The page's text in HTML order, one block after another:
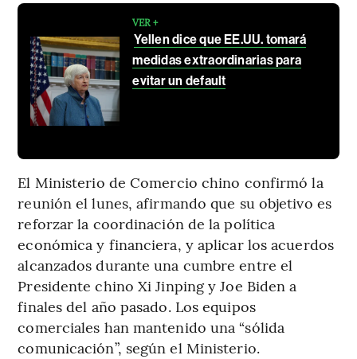
VER +
Yellen dice que EE.UU. tomará
medidas extraordinarias para
evitar un default
El Ministerio de Comercio chino confirmó la
reunión el lunes, afirmando que su objetivo es
reforzar la coordinación de la política
económica y financiera, y aplicar los acuerdos
alcanzados durante una cumbre entre el
Presidente chino Xi Jinping y Joe Biden a
finales del año pasado. Los equipos
comerciales han mantenido una “sólida
comunicación”, según el Ministerio.